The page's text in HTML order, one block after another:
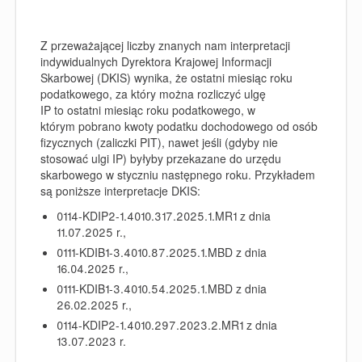
Z przeważającej liczby znanych nam interpretacji
indywidualnych Dyrektora Krajowej Informacji
Skarbowej (DKIS) wynika, że ostatni miesiąc roku
podatkowego, za który można rozliczyć ulgę
IP to ostatni miesiąc roku podatkowego, w
którym pobrano kwoty podatku dochodowego od osób
fizycznych (zaliczki PIT), nawet jeśli (gdyby nie
stosować ulgi IP) byłyby przekazane do urzędu
skarbowego w styczniu następnego roku. Przykładem
są poniższe interpretacje DKIS:
0114-KDIP2-1.4010.317.2025.1.MR1 z dnia
11.07.2025 r.,
0111-KDIB1-3.4010.87.2025.1.MBD z dnia
16.04.2025 r.,
0111-KDIB1-3.4010.54.2025.1.MBD z dnia
26.02.2025 r.,
0114-KDIP2-1.4010.297.2023.2.MR1 z dnia
13.07.2023 r.